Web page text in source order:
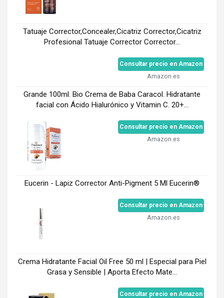
Tatuaje Corrector,Concealer,Cicatriz Corrector,Cicatriz
Profesional Tatuaje Corrector Corrector...
Consultar precio en Amazon
Amazon.es
Grande 100ml. Bio Crema de Baba Caracol. Hidratante
facial con Ácido Hialurónico y Vitamin C. 20+...
Consultar precio en Amazon
Amazon.es
Eucerin - Lapiz Corrector Anti-Pigment 5 Ml Eucerin®
Consultar precio en Amazon
Amazon.es
Crema Hidratante Facial Oil Free 50 ml | Especial para Piel
Grasa y Sensible | Aporta Efecto Mate...
Consultar precio en Amazon